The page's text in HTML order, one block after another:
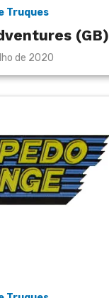
Truques
(GB)
de 2020